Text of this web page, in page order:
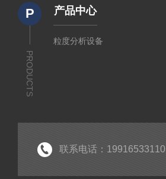
P
PRODUCTS
产品中心
粒度分析设备
联系电话：19916533110